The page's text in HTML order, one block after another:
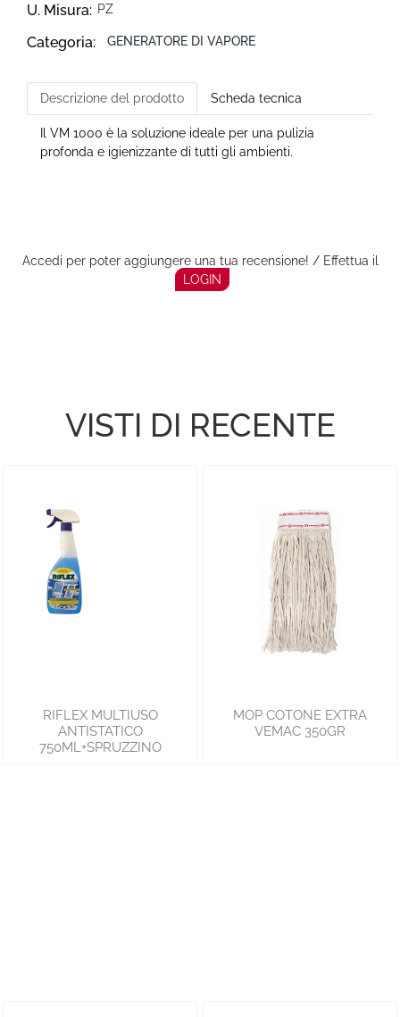
U. Misura: PZ
Categoria: GENERATORE DI VAPORE
Descrizione del prodotto Scheda tecnica
Il VM 1000 è la soluzione ideale per una pulizia
profonda e igienizzante di tutti gli ambienti.
Accedi per poter aggiungere una tua recensione! / Effettua il
LOGIN
VISTI DI RECENTE
RIFLEX MULTIUSO
ANTISTATICO
750ML+SPRUZZINO
MOP COTONE EXTRA
VEMAC 350GR